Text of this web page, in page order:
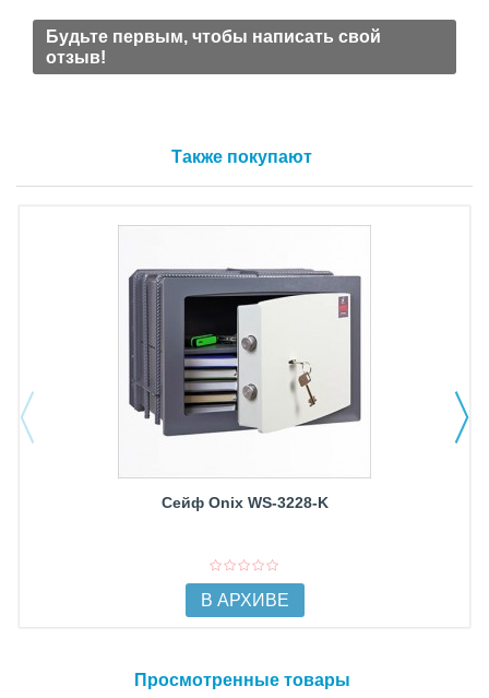
Будьте первым, чтобы написать свой
отзыв!
Также покупают
Сейф Onix WS-3228-K
В АРХИВЕ
Просмотренные товары